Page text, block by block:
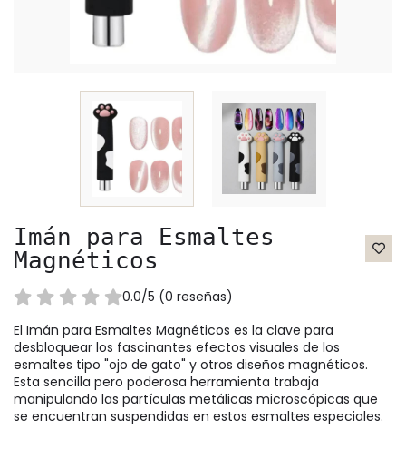
Imán para Esmaltes
Magnéticos
0.0/5 (0 reseñas)
El Imán para Esmaltes Magnéticos es la clave para
desbloquear los fascinantes efectos visuales de los
esmaltes tipo "ojo de gato" y otros diseños magnéticos.
Esta sencilla pero poderosa herramienta trabaja
manipulando las partículas metálicas microscópicas que
se encuentran suspendidas en estos esmaltes especiales.